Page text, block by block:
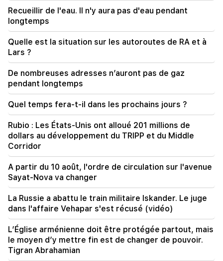
propre sort." 300 ans d'histoire se répètent
Le Japon a envoyé un nouvel avion pour lutter
contre les pirates dans le golfe d'Aden
09:54
Hakob Badalyan : "La situation pénale ne change
pas, seuls les "Bulles" et les "Supermenchiks"
changent."
09:20
Au lac Sevan, le citoyen n'a pas pu retourner au
rivage à cause du vent fort
Recueillir de l'eau. Il n'y aura pas d'eau pendant
longtemps
Quelle est la situation sur les autoroutes de RA et à
Lars ?
De nombreuses adresses n’auront pas de gaz
pendant longtemps
Quel temps fera-t-il dans les prochains jours ?
Rubio : Les États-Unis ont alloué 201 millions de
dollars au développement du TRIPP et du Middle
Corridor
A partir du 10 août, l'ordre de circulation sur l'avenue
Sayat-Nova va changer
La Russie a abattu le train militaire Iskander. Le juge
dans l'affaire Vehapar s'est récusé (vidéo)
L’Église arménienne doit être protégée partout, mais
le moyen d’y mettre fin est de changer de pouvoir.
Tigran Abrahamian